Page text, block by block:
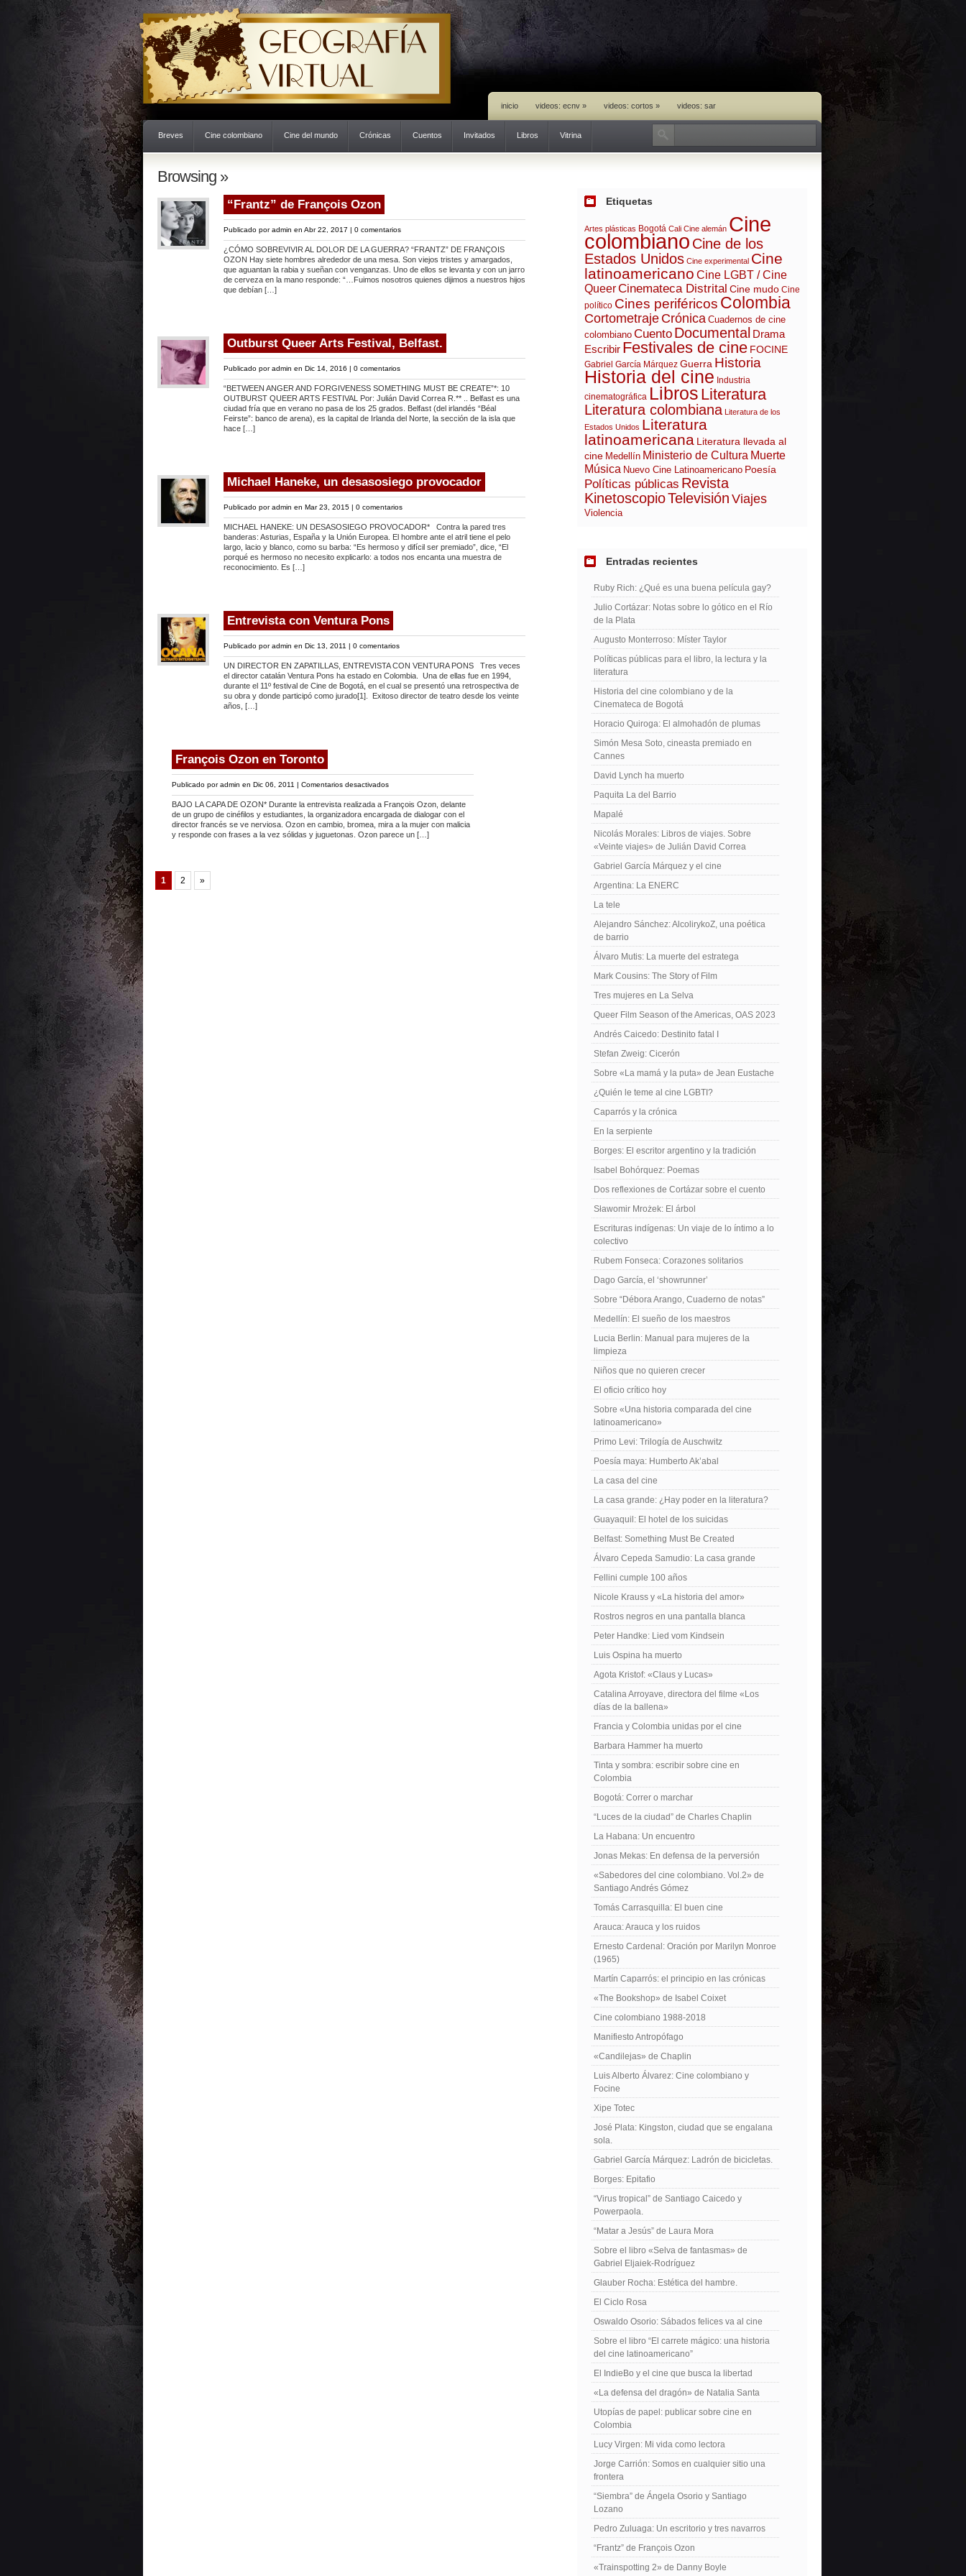
inicio videos: ecnv » videos: cortos » videos: sar
Breves Cine colombiano Cine del mundo Crónicas Cuentos Invitados Libros Vitrina
Browsing »
“Frantz” de François Ozon
Publicado poradmin en Abr 22, 2017 | 0 comentarios
¿CÓMO SOBREVIVIR AL DOLOR DE LA GUERRA? “FRANTZ” DE FRANÇOIS
OZON Hay siete hombres alrededor de una mesa. Son viejos tristes y amargados,
que aguantan la rabia y sueñan con venganzas. Uno de ellos se levanta y con un jarro
de cerveza en la mano responde: “…Fuimos nosotros quienes dijimos a nuestros hijos
que debían […]
Outburst Queer Arts Festival, Belfast.
Publicado poradmin en Dic 14, 2016 | 0 comentarios
“BETWEEN ANGER AND FORGIVENESS SOMETHING MUST BE CREATE”*: 10
OUTBURST QUEER ARTS FESTIVAL Por: Julián David Correa R.** .. Belfast es una
ciudad fría que en verano no pasa de los 25 grados. Belfast (del irlandés “Béal
Feirste”: banco de arena), es la capital de Irlanda del Norte, la sección de la isla que
hace […]
Michael Haneke, un desasosiego provocador
Publicado poradmin en Mar 23, 2015 | 0 comentarios
MICHAEL HANEKE: UN DESASOSIEGO PROVOCADOR* Contra la pared tres
banderas: Asturias, España y la Unión Europea. El hombre ante el atril tiene el pelo
largo, lacio y blanco, como su barba: “Es hermoso y difícil ser premiado”, dice, “El
porqué es hermoso no necesito explicarlo: a todos nos encanta una muestra de
reconocimiento. Es […]
Entrevista con Ventura Pons
Publicado poradmin en Dic 13, 2011 | 0 comentarios
UN DIRECTOR EN ZAPATILLAS, ENTREVISTA CON VENTURA PONS Tres veces
el director catalán Ventura Pons ha estado en Colombia. Una de ellas fue en 1994,
durante el 11º festival de Cine de Bogotá, en el cual se presentó una retrospectiva de
su obra y donde participó como jurado[1]. Exitoso director de teatro desde los veinte
años, […]
François Ozon en Toronto
Publicado poradmin en Dic 06, 2011 | Comentarios desactivadosen
François
Ozon
en
Toronto
BAJO LA CAPA DE OZON* Durante la entrevista realizada a François Ozon, delante
de un grupo de cinéfilos y estudiantes, la organizadora encargada de dialogar con el
director francés se ve nerviosa. Ozon en cambio, bromea, mira a la mujer con malicia
y responde con frases a la vez sólidas y juguetonas. Ozon parece un […]
1 2 »
Etiquetas
Artes plásticas Bogotá Cali Cine alemán Cine
colombiano Cine de los
Estados Unidos Cine experimental Cine
latinoamericano Cine LGBT / Cine
QueerCinemateca Distrital Cine mudo Cine
político Cines periféricos Colombia
Cortometraje Crónica Cuadernos de cine
colombiano Cuento Documental Drama
Escribir Festivales de cine FOCINE
Gabriel García Márquez Guerra Historia
Historia del cine Industria
cinematográfica Libros Literatura
Literatura colombiana Literatura de los
Estados Unidos Literatura
latinoamericana Literatura llevada al
cine Medellín Ministerio de Cultura Muerte
Música Nuevo Cine Latinoamericano Poesía
Políticas públicas Revista
KinetoscopioTelevisiónViajes
Violencia
Entradas recientes
Ruby Rich: ¿Qué es una buena película gay?
Julio Cortázar: Notas sobre lo gótico en el Río
de la Plata
Augusto Monterroso: Míster Taylor
Políticas públicas para el libro, la lectura y la
literatura
Historia del cine colombiano y de la
Cinemateca de Bogotá
Horacio Quiroga: El almohadón de plumas
Simón Mesa Soto, cineasta premiado en
Cannes
David Lynch ha muerto
Paquita La del Barrio
Mapalé
Nicolás Morales: Libros de viajes. Sobre
«Veinte viajes» de Julián David Correa
Gabriel García Márquez y el cine
Argentina: La ENERC
La tele
Alejandro Sánchez: AlcolirykoZ, una poética
de barrio
Álvaro Mutis: La muerte del estratega
Mark Cousins: The Story of Film
Tres mujeres en La Selva
Queer Film Season of the Americas, OAS 2023
Andrés Caicedo: Destinito fatal I
Stefan Zweig: Cicerón
Sobre «La mamá y la puta» de Jean Eustache
¿Quién le teme al cine LGBTI?
Caparrós y la crónica
En la serpiente
Borges: El escritor argentino y la tradición
Isabel Bohórquez: Poemas
Dos reflexiones de Cortázar sobre el cuento
Sławomir Mrożek: El árbol
Escrituras indígenas: Un viaje de lo íntimo a lo
colectivo
Rubem Fonseca: Corazones solitarios
Dago García, el ‘showrunner’
Sobre “Débora Arango, Cuaderno de notas”
Medellín: El sueño de los maestros
Lucia Berlin: Manual para mujeres de la
limpieza
Niños que no quieren crecer
El oficio crítico hoy
Sobre «Una historia comparada del cine
latinoamericano»
Primo Levi: Trilogía de Auschwitz
Poesía maya: Humberto Ak’abal
La casa del cine
La casa grande: ¿Hay poder en la literatura?
Guayaquil: El hotel de los suicidas
Belfast: Something Must Be Created
Álvaro Cepeda Samudio: La casa grande
Fellini cumple 100 años
Nicole Krauss y «La historia del amor»
Rostros negros en una pantalla blanca
Peter Handke: Lied vom Kindsein
Luis Ospina ha muerto
Agota Kristof: «Claus y Lucas»
Catalina Arroyave, directora del filme «Los
días de la ballena»
Francia y Colombia unidas por el cine
Barbara Hammer ha muerto
Tinta y sombra: escribir sobre cine en
Colombia
Bogotá: Correr o marchar
“Luces de la ciudad” de Charles Chaplin
La Habana: Un encuentro
Jonas Mekas: En defensa de la perversión
«Sabedores del cine colombiano. Vol.2» de
Santiago Andrés Gómez
Tomás Carrasquilla: El buen cine
Arauca: Arauca y los ruidos
Ernesto Cardenal: Oración por Marilyn Monroe
(1965)
Martín Caparrós: el principio en las crónicas
«The Bookshop» de Isabel Coixet
Cine colombiano 1988-2018
Manifiesto Antropófago
«Candilejas» de Chaplin
Luis Alberto Álvarez: Cine colombiano y
Focine
Xipe Totec
José Plata: Kingston, ciudad que se engalana
sola.
Gabriel García Márquez: Ladrón de bicicletas.
Borges: Epitafio
“Virus tropical” de Santiago Caicedo y
Powerpaola.
“Matar a Jesús” de Laura Mora
Sobre el libro «Selva de fantasmas» de
Gabriel Eljaiek-Rodríguez
Glauber Rocha: Estética del hambre.
El Ciclo Rosa
Oswaldo Osorio: Sábados felices va al cine
Sobre el libro “El carrete mágico: una historia
del cine latinoamericano”
El IndieBo y el cine que busca la libertad
«La defensa del dragón» de Natalia Santa
Utopías de papel: publicar sobre cine en
Colombia
Lucy Virgen: Mi vida como lectora
Jorge Carrión: Somos en cualquier sitio una
frontera
“Siembra” de Ángela Osorio y Santiago
Lozano
Pedro Zuluaga: Un escritorio y tres navarros
“Frantz” de François Ozon
«Trainspotting 2» de Danny Boyle